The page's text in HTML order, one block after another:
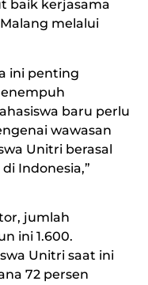
baik kerjasama
melalui
ini penting
baru perlu
wawasan
Unitri berasal
Indonesia,”
jumlah
ini 1.600.
Unitri saat ini
72 persen